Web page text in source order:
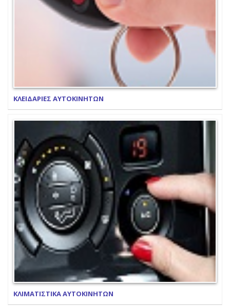
ΚΛΕΙΔΑΡΙΕΣ ΑΥΤΟΚΙΝΗΤΩΝ
ΚΛΙΜΑΤΙΣΤΙΚΑ ΑΥΤΟΚΙΝΗΤΩΝ